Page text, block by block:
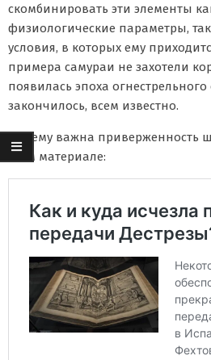
скомбинировать эти элементы
физиологические параметры,
условия, в которых ему
примера самураи не захотели
появилась эпоха
закончилось, всем известно.
Почему важна приверженность
этом материале: